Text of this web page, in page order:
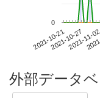
2021-10-212021-10-272021-11-02
0
外部データ